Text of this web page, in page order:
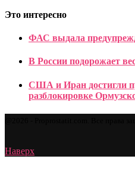
Это интересно
ФАС выдала
В России подорожает
США и Иран достигли
разблокировке
Наверх